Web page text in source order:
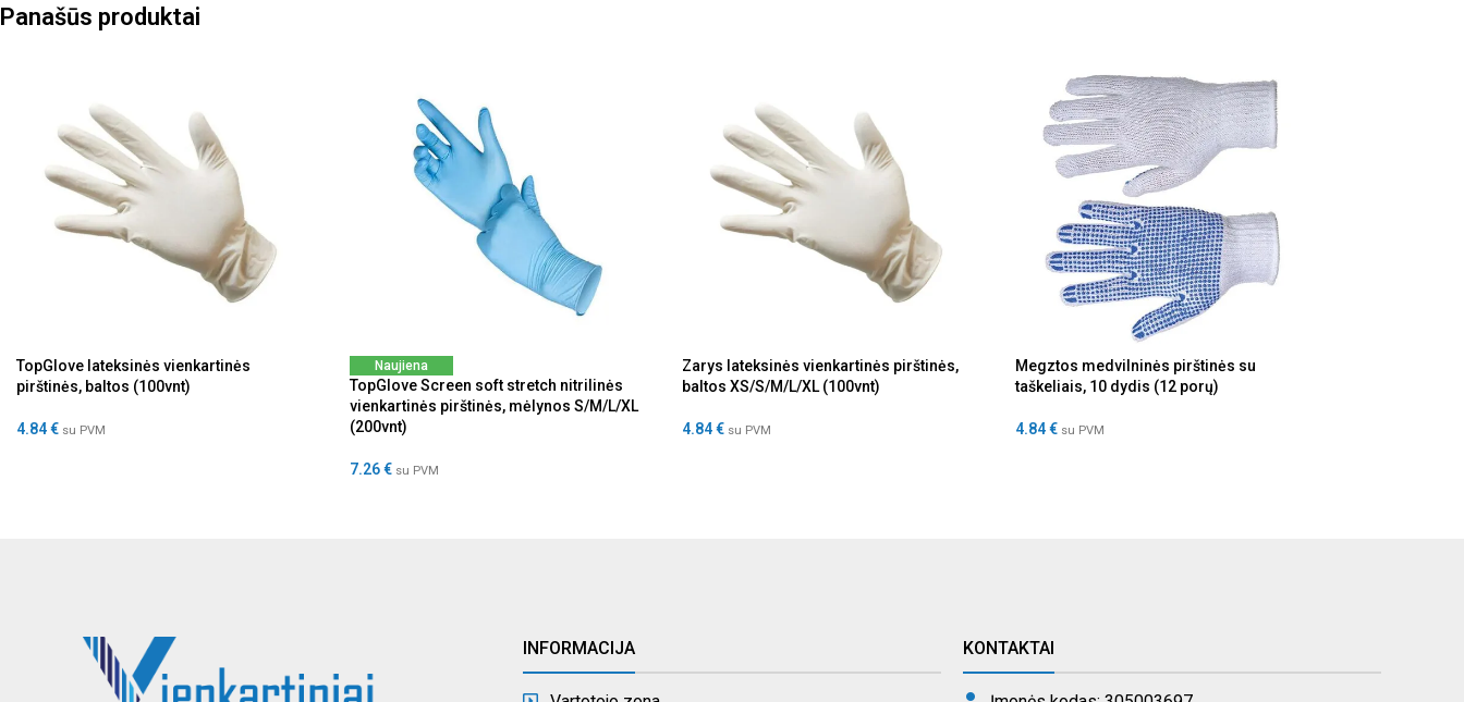
Panašūs produktai
TopGlove lateksinės vienkartinės
pirštinės, baltos (100vnt)
4.84€ su PVM
Naujiena
TopGlove Screen soft stretch nitrilinės
vienkartinės pirštinės, mėlynos S/M/L/XL
(200vnt)
7.26€ su PVM
Zarys lateksinės vienkartinės pirštinės,
baltos XS/S/M/L/XL (100vnt)
4.84€ su PVM
Megztos medvilninės pirštinės su
taškeliais, 10 dydis (12 porų)
4.84€ su PVM
INFORMACIJA KONTAKTAI